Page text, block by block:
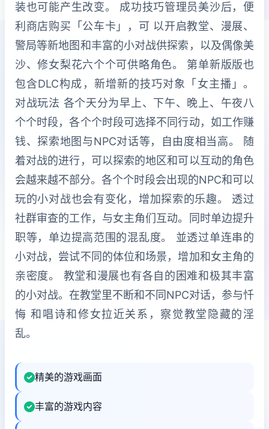
装也可能产生改变。 成功技巧管理员美沙后，便
利商店购买「公车卡」，可 以开启教堂、漫展、
警局等新地图和丰富的小对战供探索，以及偶像美
沙、修女梨花六个个可供略角色。 第单新版版也
包含DLC构成，新增新的技巧对象「女主播」。
对战玩法 各个天分为早上、下午、晚上、午夜八
个个时段，各个个时段可选择不同行动，如工作赚
钱、探索地图与NPC对话等，自由度相当高。 随
着对战的进行，可以探索的地区和可以互动的角色
会越来越不部分。各个个时段会出现的NPC和可以
玩的小对战也会有变化，增加探索的乐趣。 透过
社群审查的工作，与女主角们互动。同时单边提升
职等，单边提高范围的混乱度。 並透过单连串的
小对战，尝试不同的体位和场景，增加和女主角的
亲密度。 教堂和漫展也有各自的困难和极其丰富
的小对战。在教堂里不断和不同NPC对话，参与忏
悔 和唱诗和修女拉近关系，察觉教堂隐藏的淫
乱。
精美的游戏画面
丰富的游戏内容